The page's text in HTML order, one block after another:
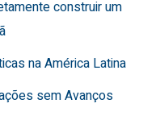
construir um
na América Latina
sem Avanços